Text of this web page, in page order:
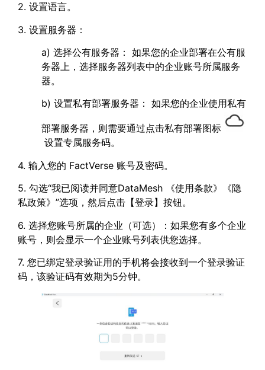
2. 设置语言。
3. 设置服务器：
a) 选择公有服务器： 如果您的企业部署在公有服
务器上，选择服务器列表中的企业账号所属服务
器。
b) 设置私有部署服务器： 如果您的企业使用私有
部署服务器，则需要通过点击私有部署图标
设置专属服务码。
4. 输入您的 FactVerse 账号及密码。
5. 勾选“我已阅读并同意DataMesh 《使用条款》《隐
私政策》”选项，然后点击【登录】按钮。
6. 选择您账号所属的企业（可选）：如果您有多个企业
账号，则会显示一个企业账号列表供您选择。
7. 您已绑定登录验证用的手机将会接收到一个登录验证
码，该验证码有效期为5分钟。